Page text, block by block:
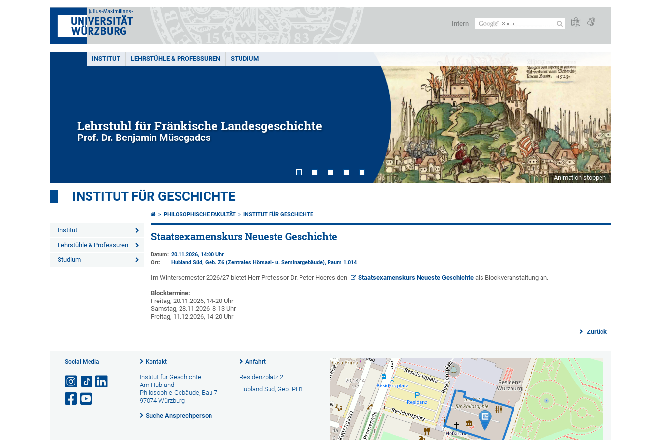
Intern
INSTITUT LEHRSTÜHLE & PROFESSUREN STUDIUM
Lehrstuhl für Fränkische Landesgeschichte
Prof. Dr. Benjamin Müsegades
Animation stoppen
INSTITUT FÜR GESCHICHTE
Institut
Lehrstühle & Professuren
Studium
PHILOSOPHISCHE FAKULTÄT INSTITUT FÜR GESCHICHTE
Staatsexamenskurs Neueste Geschichte
Datum: 20.11.2026, 14:00 Uhr
Ort:
Hubland Süd, Geb. Z6 (Zentrales Hörsaal- u. Seminargebäude), Raum 1.014
Im Wintersemester 2026/27 bietet Herr Professor Dr. Peter Hoeres den Staatsexamenskurs Neueste Geschichteals Blockveranstaltung an.
Blocktermine:
Freitag, 20.11.2026, 14-20 Uhr
Samstag, 28.11.2026, 8-13 Uhr
Freitag, 11.12.2026, 14-20 Uhr
Zurück
Social Media Kontakt
Institut für Geschichte
Am Hubland
Philosophie-Gebäude, Bau 7
97074 Würzburg
Suche Ansprechperson
Anfahrt
Residenzplatz 2
Hubland Süd, Geb. PH1